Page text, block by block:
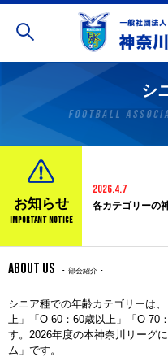
シ
お知らせ
IMPORTANT NOTICE
2026.4.7
各カテゴリーの
ABOUT US 部会紹介
シニア種での年齢カテゴリーは
上」「O-60：60歳以上」「O-70
す。2026年度の本神奈川リーグ
ム」です。